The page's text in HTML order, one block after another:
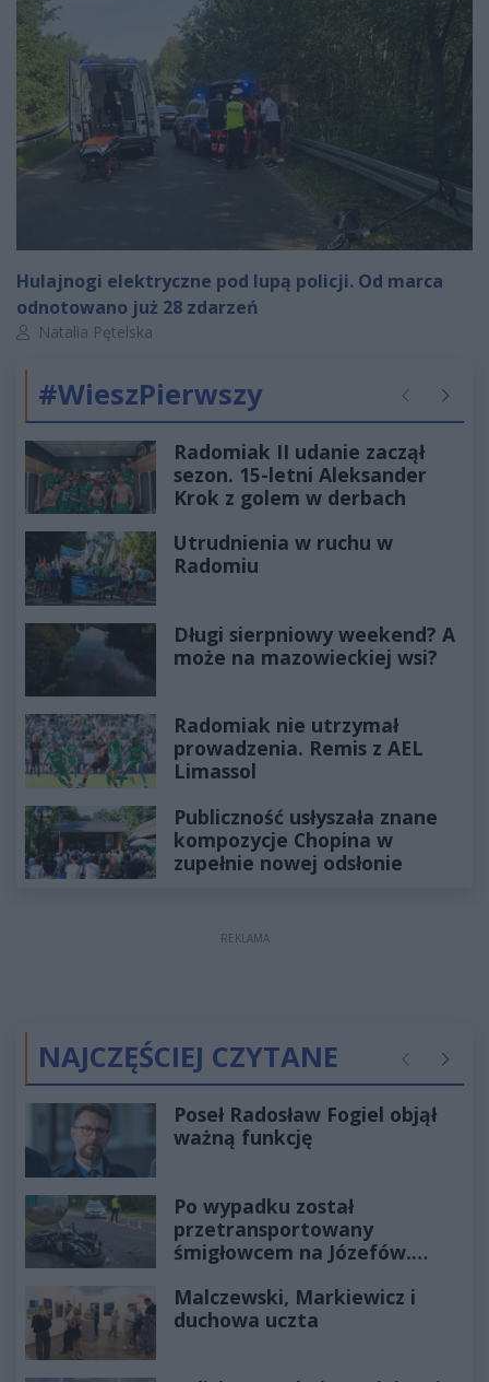
Hulajnogi elektryczne pod lupą policji. Od marca
odnotowano już 28 zdarzeń
Autor artykułu:
Natalia Pętelska
#WieszPierwszy Poprzednie
Radomiak II udanie zaczął
sezon. 15-letni Aleksander
Krok z golem w derbach
Utrudnienia w ruchu w
Radomiu
Długi sierpniowy weekend? A
może na mazowieckiej wsi?
Radomiak nie utrzymał
prowadzenia. Remis z AEL
Limassol
Publiczność usłyszała znane
kompozycje Chopina w
zupełnie nowej odsłonie
REKLAMA
NAJCZĘŚCIEJ CZYTANE Poprzednie
Poseł Radosław Fogiel objął
ważną funkcję
Po wypadku został
przetransportowany
śmigłowcem na Józefów.
Malczewski, Markiewicz i
duchowa uczta